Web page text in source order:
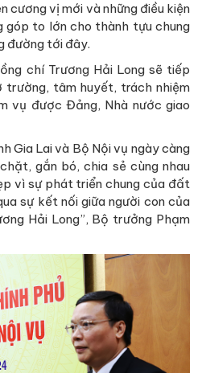
cương vị mới và những điều kiện
góp to lớn cho thành tựu chung
đường tới đây.
chí Trương Hải Long sẽ tiếp
tâm huyết, trách nhiệm
vụ được Đảng, Nhà nước giao
Gia Lai và Bộ Nội vụ ngày càng
gắn bó, chia sẻ cùng nhau
vì sự phát triển chung của đất
sự kết nối giữa người con của
Hải Long”, Bộ trưởng Phạm